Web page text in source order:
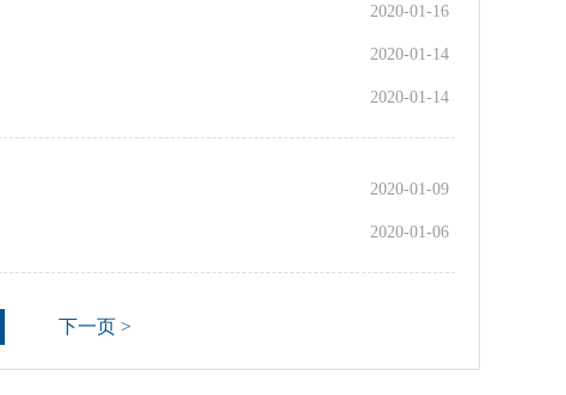
2020-01-16
2020-01-14
2020-01-14
2020-01-09
2020-01-06
下一页 >